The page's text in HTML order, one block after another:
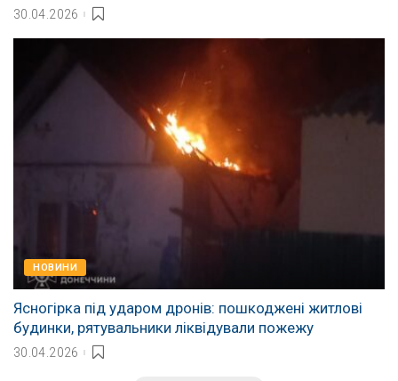
30.04.2026
НОВИНИ
Ясногірка під ударом дронів: пошкоджені житлові
будинки, рятувальники ліквідували пожежу
30.04.2026